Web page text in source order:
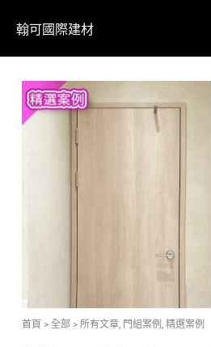
翰可國際建材
首頁 > 全部 > 所有文章, 門組案例 , 精選案例